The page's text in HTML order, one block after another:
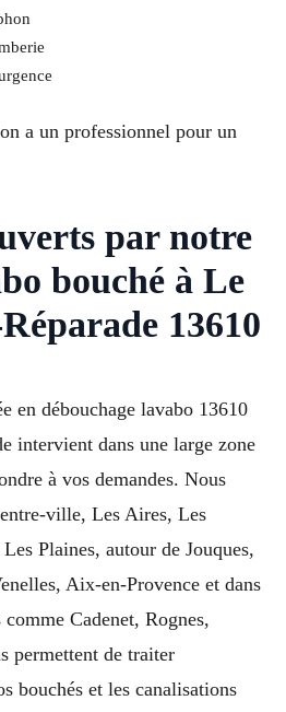
a un professionnel pour un
par notre
bouché à Le
13610
en débouchage lavabo 13610
intervient dans une large zone
à vos demandes. Nous
ville, Les Aires, Les
Plaines, autour de Jouques,
Aix-en-Provence et dans
Cadenet, Rognes,
permettent de traiter
bouchés et les canalisations